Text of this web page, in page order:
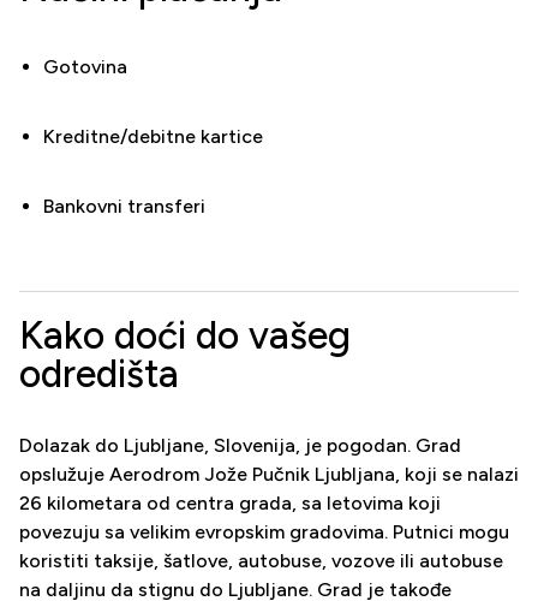
Gotovina
Kreditne/debitne kartice
Bankovni transferi
Kako doći do vašeg
odredišta
Dolazak do Ljubljane, Slovenija, je pogodan. Grad
opslužuje Aerodrom Jože Pučnik Ljubljana, koji se nalazi
26 kilometara od centra grada, sa letovima koji
povezuju sa velikim evropskim gradovima. Putnici mogu
koristiti taksije, šatlove, autobuse, vozove ili autobuse
na daljinu da stignu do Ljubljane. Grad je takođe